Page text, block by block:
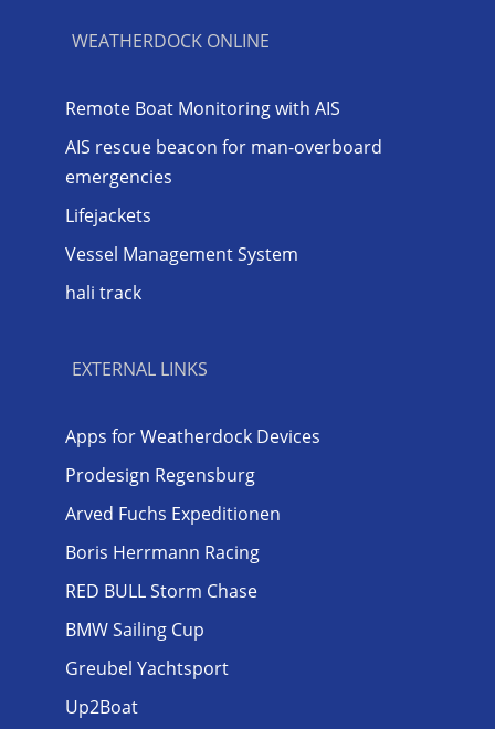
WEATHERDOCK ONLINE
Remote Boat Monitoring with AIS
AIS rescue beacon for man-overboard
emergencies
Lifejackets
Vessel Management System
hali track
EXTERNAL LINKS
Apps for Weatherdock Devices
Prodesign Regensburg
Arved Fuchs Expeditionen
Boris Herrmann Racing
RED BULL Storm Chase
BMW Sailing Cup
Greubel Yachtsport
Up2Boat